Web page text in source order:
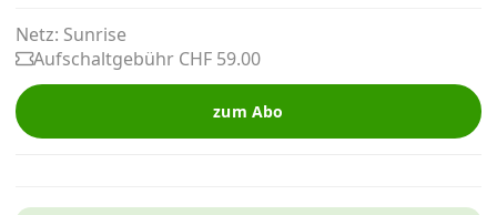
Internet, TV, Telefon
Netz: Sunrise
Aufschaltgebühr CHF 59.00
zum Abo